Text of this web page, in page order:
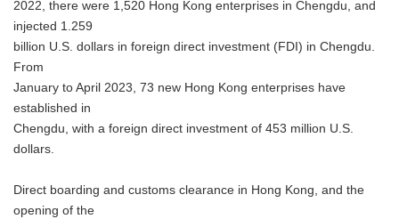
2022, there were 1,520 Hong Kong enterprises in Chengdu, and
injected 1.259
billion U.S. dollars in foreign direct investment (FDI) in Chengdu.
From
January to April 2023, 73 new Hong Kong enterprises have
established in
Chengdu, with a foreign direct investment of 453 million U.S.
dollars.
Direct boarding and customs clearance in Hong Kong, and the
opening of the